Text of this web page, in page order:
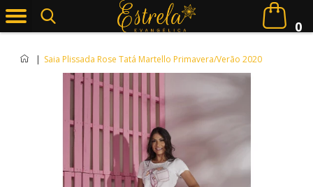
0
| Saia Plissada Rose Tatá Martello Primavera/Verão 2020